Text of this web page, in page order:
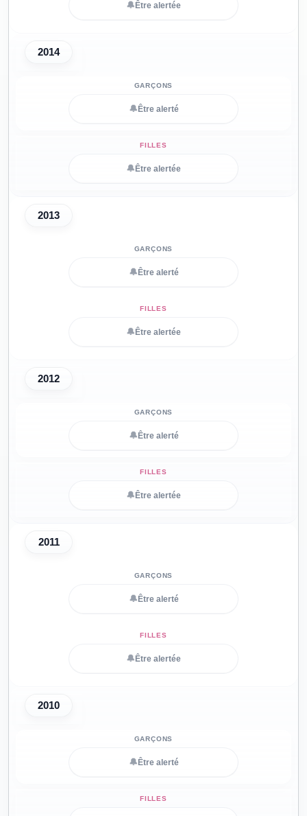
🔔 Être alertée
2014
🔔 Être alerté
🔔 Être alertée
2013
🔔 Être alerté
🔔 Être alertée
2012
🔔 Être alerté
🔔 Être alertée
2011
🔔 Être alerté
🔔 Être alertée
2010
🔔 Être alerté